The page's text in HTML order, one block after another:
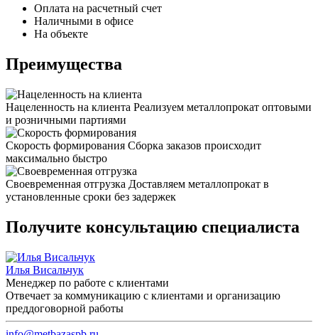
Оплата на расчетный счет
Наличными в офисе
На объекте
Преимущества
Нацеленность на клиента Реализуем металлопрокат оптовыми
и розничными партиями
Скорость формирования Сборка заказов происходит
максимально быстро
Своевременная отгрузка Доставляем металлопрокат в
установленные сроки без задержек
Получите консультацию специалиста
Илья Висальчук
Менеджер по работе с клиентами
Отвечает за коммуникацию с клиентами и организацию
преддоговорной работы